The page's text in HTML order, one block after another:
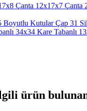
Çanta 12x17x7 Çanta
Boyutlu KutularÇap 31
34x34 Kare Tabanlı
ürün